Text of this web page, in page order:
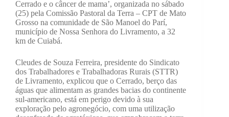
Cerrado e o câncer de mama’, organizada no sábado
(25) pela Comissão Pastoral da Terra – CPT de Mato
Grosso na comunidade de São Manoel do Parí,
município de Nossa Senhora do Livramento, a 32
km de Cuiabá.
Cleudes de Souza Ferreira, presidente do Sindicato
dos Trabalhadores e Trabalhadoras Rurais (STTR)
de Livramento, explicou que o Cerrado, berço das
águas que alimentam as grandes bacias do continente
sul-americano, está em perigo devido à sua
exploração pelo agronegócio, com uma utilização